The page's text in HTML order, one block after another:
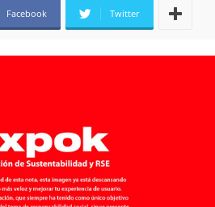
Facebook Twitter